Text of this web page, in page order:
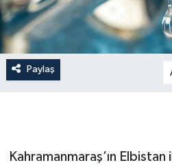
Paylaş
Kahramanmaraş’ın
KSÜ
DÜNYA
ROPORTAJ
KADIN-AİLE